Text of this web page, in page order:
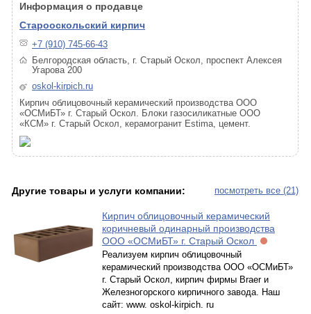
Информация о продавце
Старооскольский кирпич
+7 (910) 745-66-43
Белгородская область, г. Старый Оскол, проспект Алексея
Угарова 200
oskol-kirpich.ru
Кирпич облицовочный керамический производства ООО
«ОСМиБТ» г. Старый Оскол. Блоки газосиликатные ООО
«КСМ» г. Старый Оскол, керамогранит Estima, цемент.
посмотреть все (21)
Другие товары и услуги компании:
Кирпич облицовочный керамический
коричневый одинарный производства
ООО «ОСМиБТ» г. Старый Оскол
Реализуем кирпич облицовочный
керамический производства ООО «ОСМиБТ»
г. Старый Оскол, кирпич фирмы Braer и
Железногорского кирпичного завода. Наш
сайт: www. oskol-kirpich. ru